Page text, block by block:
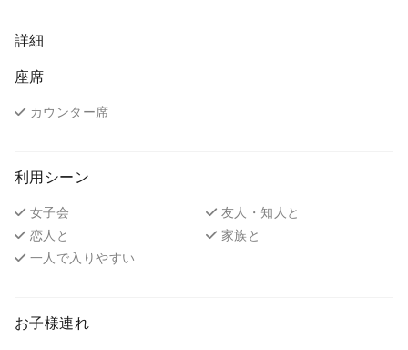
詳細
座席
カウンター席
利用シーン
女子会
友人・知人と
恋人と
家族と
一人で入りやすい
お子様連れ